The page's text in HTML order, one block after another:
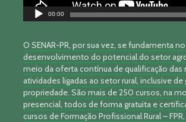
00:00
O SENAR-PR, por sua vez, se fundamenta no
desenvolvimento do potencial do setor
meio da oferta contínua de qualificação das
atividades ligadas ao setor rural, inclusive de
propriedade. São mais de 250 cursos, na
presencial, todos de forma gratuita e
cursos de Formação Profissional Rural – FPR,